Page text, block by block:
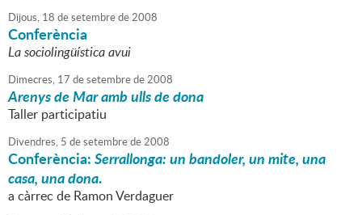
Dijous, 18 desetembrede2008
Conferència
La sociolingüística avui
Dimecres, 17 desetembrede2008
Arenys de Mar amb ulls de dona
Taller participatiu
Divendres, 5 desetembrede2008
Conferència:Serrallonga: un bandoler, un mite, una
casa, una dona.
a càrrec de Ramon Verdaguer